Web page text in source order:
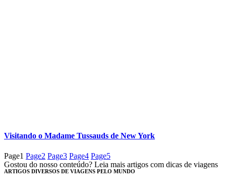
Visitando o Madame Tussauds de New York
Page1 Page2 Page3 Page4 Page5
Gostou do nosso conteúdo? Leia mais artigos com dicas de viagens
ARTIGOS DIVERSOS DE VIAGENS PELO MUNDO​